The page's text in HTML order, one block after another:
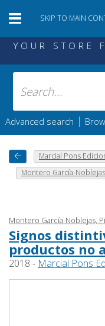
SKIP TO MAIN
YOUR STORE
Advanced search |
Marcial Pons
Montero García-
Montero García-Noblejas,
Signos
productos no
2018 - Marcial Pons